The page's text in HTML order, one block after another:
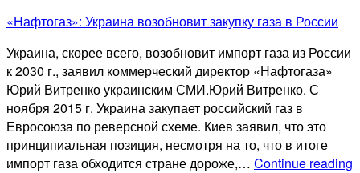
Турецкого
«Нафтогаз»: Украина возобновит закупку газа в России
Украина, скорее всего, возобновит импорт газа из России
к 2030 г., заявил коммерческий директор «Нафтогаза»
Юрий Витренко украинским СМИ.Юрий Витренко. С
ноября 2015 г. Украина закупает российский газ в
Евросоюза по реверсной схеме. Киев заявил, что это
принципиальная позиция, несмотря на то, что в итоге
импорт газа обходится стране дороже,… Continue reading